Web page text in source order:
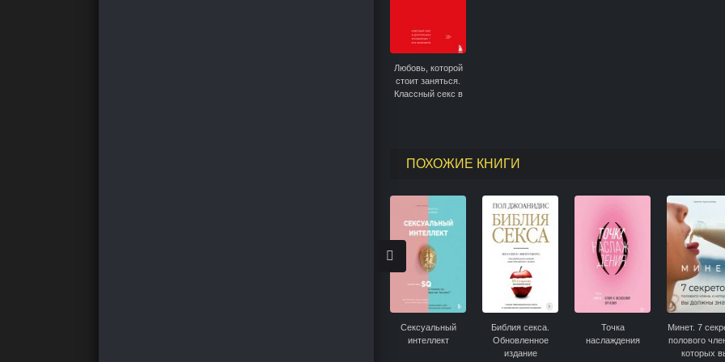
Любовь, которой
стоит заняться.
Классный секс в
ПОХОЖИЕ КНИГИ
Сексуальный
интеллект
Библия секса.
Обновленное
издание
Точка
наслаждения
Минет. 7
полового
которых